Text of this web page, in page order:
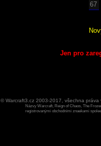
67
Jen pro
© Warcraft3.cz 2003-2017, všechna
Názvy Warcraft, Reign of Chaos, The
registrovanými obchodními znaekami